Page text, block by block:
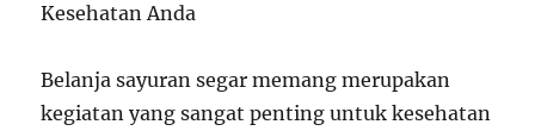
Kesehatan Anda
Belanja sayuran segar memang merupakan
kegiatan yang sangat penting untuk kesehatan